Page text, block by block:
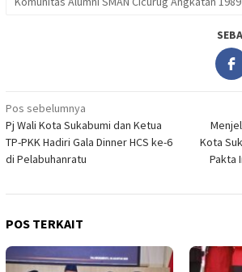
Navigasi
pos
Pos sebelumnya
Pj Wali Kota Sukabumi dan Ketua
TP-PKK Hadiri Gala Dinner HCS ke-6
di Pelabuhanratu
Kota
Pakta
POS TERKAIT